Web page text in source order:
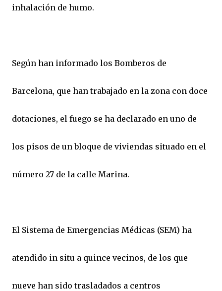
inhalación de humo.
Según han informado los Bomberos de
Barcelona, que han trabajado en la zona con doce
dotaciones, el fuego se ha declarado en uno de
los pisos de un bloque de viviendas situado en el
número 27 de la calle Marina.
El Sistema de Emergencias Médicas (SEM) ha
atendido in situ a quince vecinos, de los que
nueve han sido trasladados a centros